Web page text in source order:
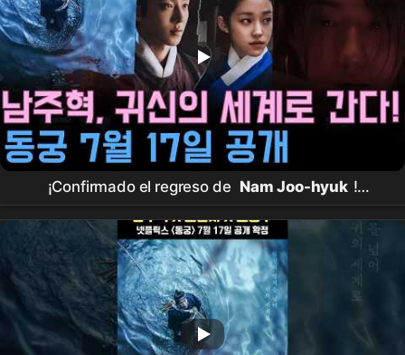
¡Confirmado el regreso de Nam Joo-hyuk !
Netflix ' Donggung ' se estrena el 17 de julio –
Con Jo Seung-woo y Roh Yoon-seo
, al mundo de
los fantasmas.